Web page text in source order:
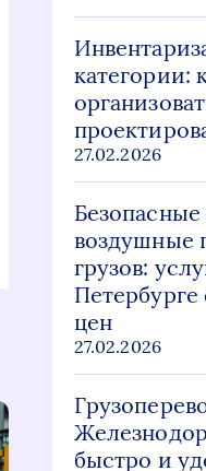
категории:
27.02.2026
воздушные
грузов:
цен
27.02.2026
быстро и